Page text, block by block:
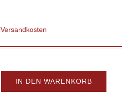
Versandkosten
IN DEN WARENKORB